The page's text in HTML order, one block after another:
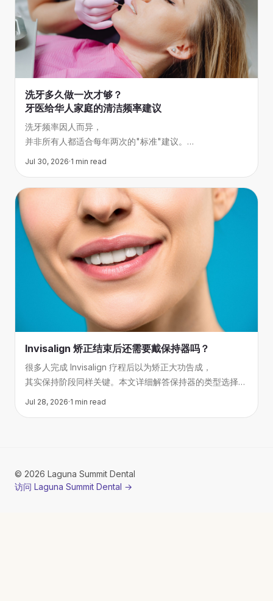
洗牙多久做一次才够？
牙医给华人家庭的清洁频率建议
洗牙频率因人而异，
并非所有人都适合每年两次的"标准"建议。
Jul 30, 2026·1 min read
Invisalign 矫正结束后还需要戴保持器吗？
很多人完成 Invisalign 疗程后以为矫正大功告成，
其实保持阶段同样关键。本文详细解答保持器的类型选择、
Jul 28, 2026·1 min read
© 2026 Laguna Summit Dental
访问 Laguna Summit Dental →